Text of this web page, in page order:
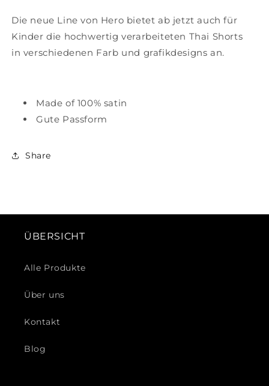
Die neue Line von Hero bietet ab jetzt auch für
Kinder die hochwertig verarbeiteten Thai Shorts
in verschiedenen Farb und grafikdesigns an.
Made of 100% satin
Gute Passform
Share
ÜBERSICHT
Alle Produkte
Über uns
Kontakt
Blog